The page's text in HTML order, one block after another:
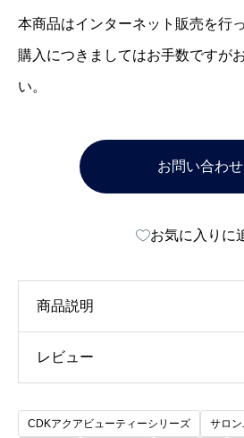
本商品はインターネット販売を行
購入につきましてはお手数ですが
い。
お問い合わせ
お気に入りに
商品説明
全身用ジェル状化粧水
無香料・無着色料・無鉱物油・
ンシリコン・ノンアルコール
レビュー
以前にこの商品を購入したこと
CDKアクアビューティーシリーズ サロン